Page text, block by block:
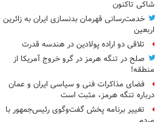
شاکی تاکنون
خدمت‌رسانی قهرمان بدنسازی ایران به زائرین
اربعین
تلاقی دو اراده پولادین در هندسه قدرت
صلح در تنگه هرمز در گرو خروج آمریکا از
منطقه!
فضای مذاکرات فنی و سیاسی ایران و عمان
درباره تنگه هرمز، مثبت است
تغییر برنامه پخش گفت‌وگوی رئیس‌جمهور با